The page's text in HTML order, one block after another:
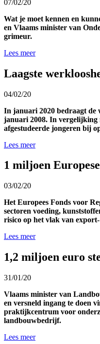
07/02/20
Wat je moet kennen en
en Vlaams minister van
grimeur.
Lees meer
Laagste
04/02/20
In januari 2020 bedraagt de
januari 2008. In vergelijking
afgestudeerde jongeren bij
Lees meer
1 miljoen
03/02/20
Het Europees Fonds voor
sectoren voeding,
risico op het vlak van
Lees meer
1,2 miljoen euro
31/01/20
Vlaams minister van
en versneld ingang te doen
praktijkcentrum voor
landbouwbedrijf.
Lees meer